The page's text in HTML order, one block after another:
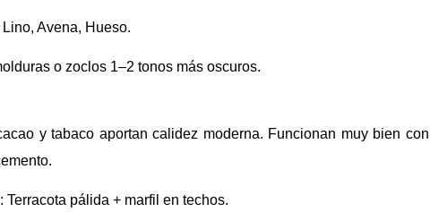
Avena, Hueso.
o zoclos 1–2 tonos más oscuros.
y tabaco aportan calidez moderna. Funcionan muy bien con
Terracota pálida + marfil en techos.